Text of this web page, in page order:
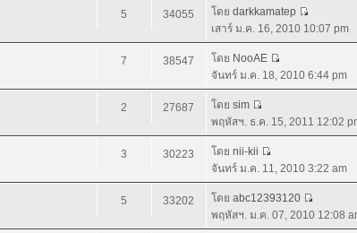
5 34055 โดย darkkamatep
เสาร์ ม.ค. 16, 2010 10:07 pm
7 38547 โดย NooAE
จันทร์ ม.ค. 18, 2010 6:44 pm
2 27687 โดย sim
พฤหัสฯ. ธ.ค. 15, 2011 12:02
3 30223 โดย nii-kii
จันทร์ ม.ค. 11, 2010 3:22 am
5 33202 โดย abc12393120
พฤหัสฯ. ม.ค. 07, 2010 12:08